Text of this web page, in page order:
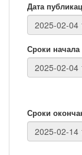
Дата
Сроки
Сроки